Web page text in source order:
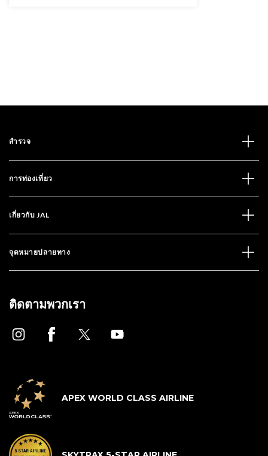
สำรวจ
การท่องเที่ยว
เกี่ยวกับ JAL
จุดหมายปลายทาง
ติดตามพวกเรา
APEX WORLD CLASS AIRLINE